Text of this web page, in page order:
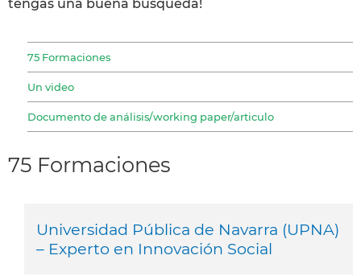
tengas una buena búsqueda!
75 Formaciones
Un video
Documento de análisis/working paper/articulo
75 Formaciones
Universidad Pública de Navarra (UPNA)
– Experto en Innovación Social